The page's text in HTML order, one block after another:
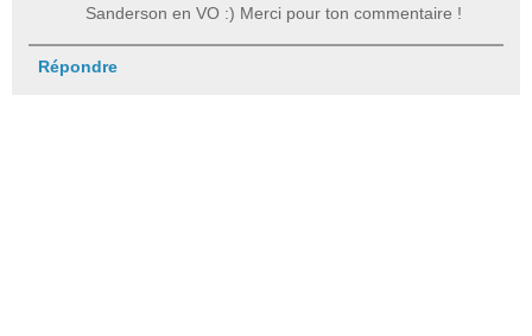
Sanderson en VO :) Merci pour ton commentaire !
Répondre